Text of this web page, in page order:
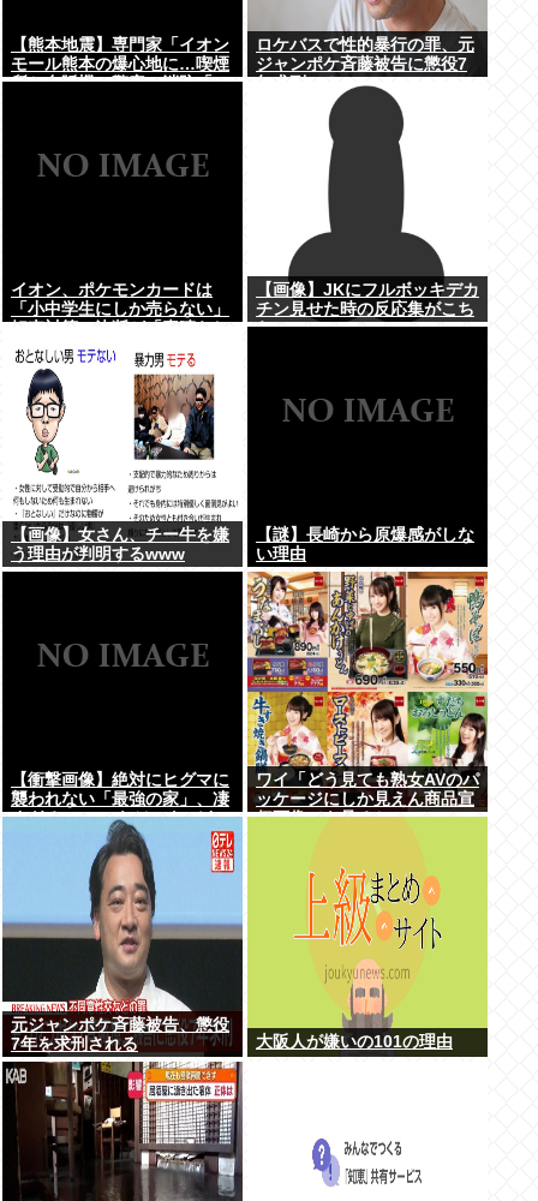
【熊本地震】専門家「イオン
モール熊本の爆心地に…喫煙
所と自販機」警察・消防「」
ロケバスで性的暴行の罪、元
ジャンポケ斉藤被告に懲役7
イオン、ポケモンカードは
「小中学生にしか売らない」
い」
【画像】JKにフルボッキデカ
チン見せた時の反応集がこち
らww
【画像】女さん、チー牛を嫌
う理由が判明するwww
【謎】長崎から原爆感がしな
い理由
【衝撃画像】絶対にヒグマに
襲われない「最強の家」、凄
すぎるwwwこれは…ヤバす
ワイ「どう見ても熟女AVのパ
ッケージにしか見えん商品宣
伝画像でも見るか...」
元ジャンポケ斉藤被告、懲役
7年を求刑される
大阪人が嫌いの101の理由